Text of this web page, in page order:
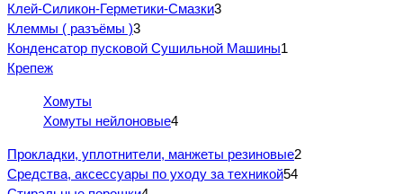
Клей-Силикон-Герметики-Смазки3
Клеммы ( разъёмы )3
Конденсатор пусковой Сушильной Машины1
Крепеж
Хомуты
Хомуты нейлоновые4
Прокладки, уплотнители, манжеты резиновые2
Средства, аксессуары по уходу за техникой54